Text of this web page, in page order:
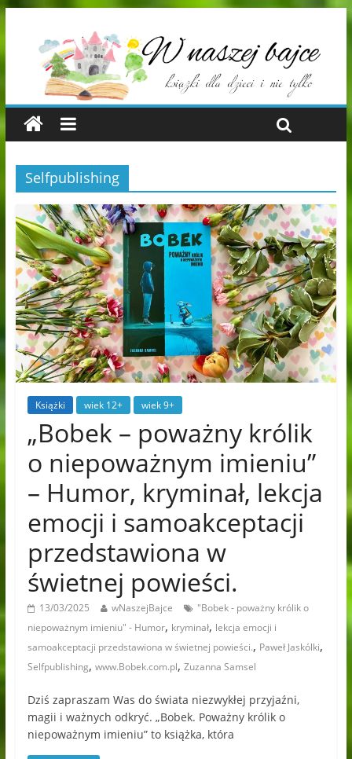
Selfpublishing
Książki wiek 12+ wiek 9+
„Bobek – poważny królik
o niepoważnym imieniu”
– Humor, kryminał, lekcja
emocji i samoakceptacji
przedstawiona w
świetnej powieści.
13/03/2025 wNaszejBajce
"Bobek - poważny królik o
niepoważnym imieniu" - Humor, kryminał, lekcja emocji i
samoakceptacji przedstawiona w świetnej powieści., Paweł Jaskólki,
Selfpublishing, www.Bobek.com.pl, Zuzanna Samsel
Dziś zapraszam Was do świata niezwykłej przyjaźni,
magii i ważnych odkryć. „Bobek. Poważny królik o
niepoważnym imieniu” to książka, która